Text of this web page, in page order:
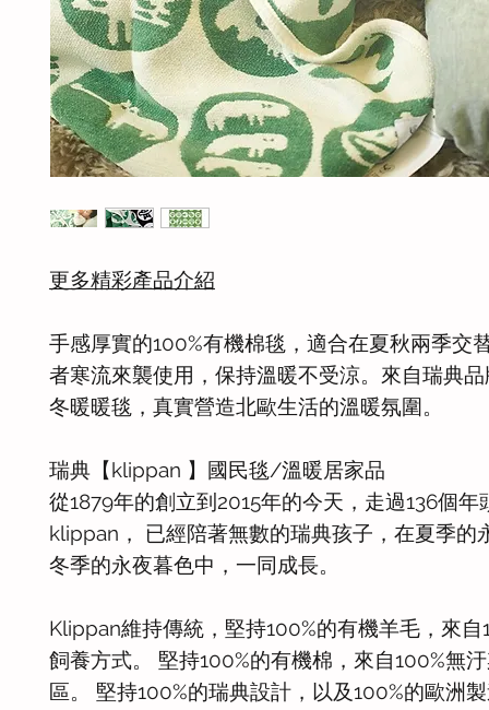
更多精彩產品介紹
手感厚實的100%有機棉毯，適合在夏秋兩季交
者寒流來襲使用，保持溫暖不受涼。來自瑞典
冬暖暖毯，真實營造北歐生活的溫暖氛圍。
瑞典【klippan 】國民毯/溫暖居家品
從1879年的創立到2015年的今天，走過136個年
klippan， 已經陪著無數的瑞典孩子，在夏季的
冬季的永夜暮色中，一同成長。
Klippan維持傳統，堅持100%的有機羊毛，來自
飼養方式。 堅持100%的有機棉，來自100%無
區。 堅持100%的瑞典設計，以及100%的歐洲